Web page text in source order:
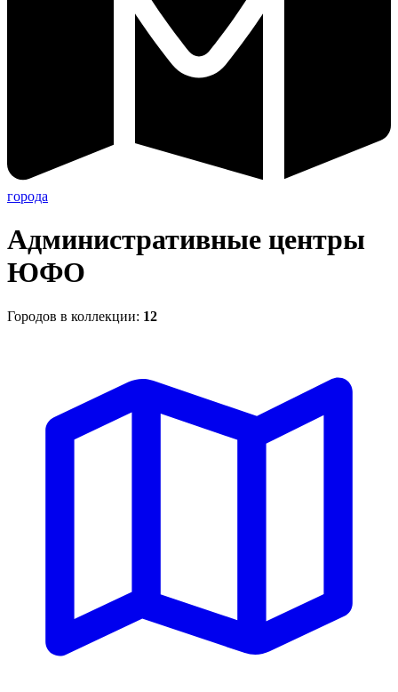
города
Административные центры
ЮФО
Городов в коллекции: 12